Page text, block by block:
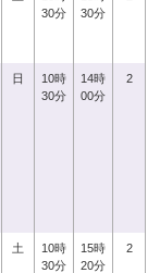
30分
30分
日
10時
30分
14時
00分
2
土
10時
30分
15時
20分
2